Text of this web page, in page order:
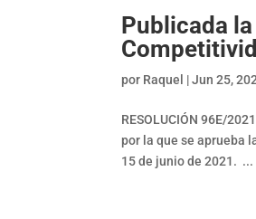
Publicada
por Raquel |Jun 25,
RESOLUCIÓN 96E/
por la que se aprueba
15 de junio de 2021. ...